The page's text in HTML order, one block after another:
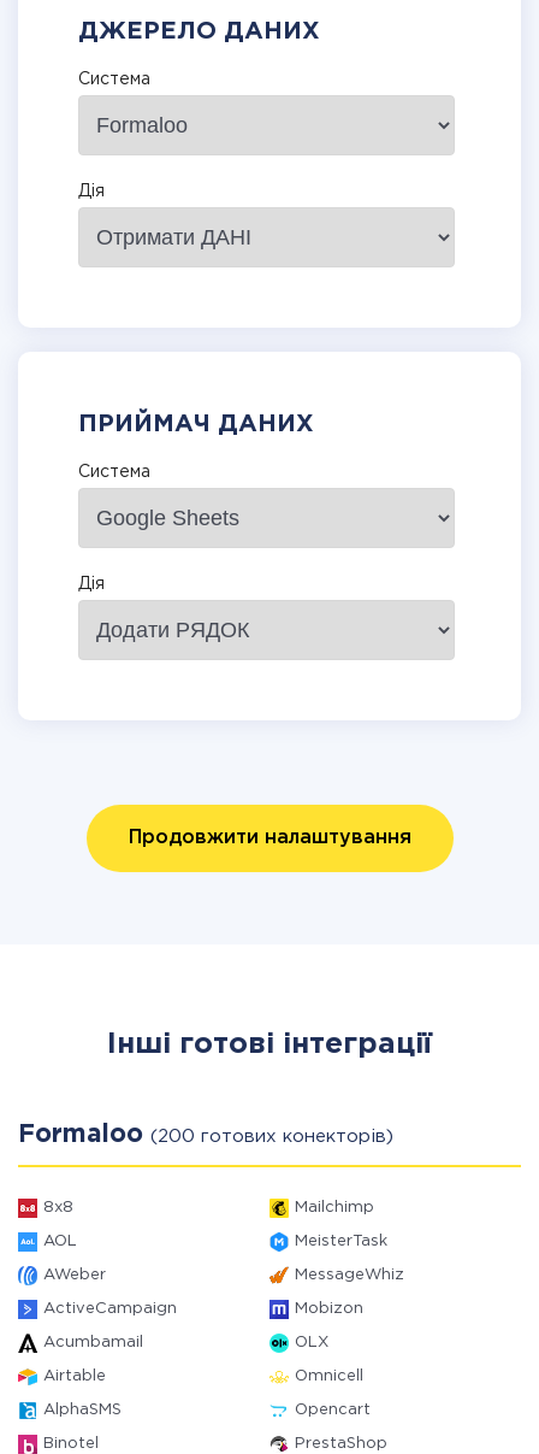
ДЖЕРЕЛО ДАНИХ
Система
Дія
ПРИЙМАЧ ДАНИХ
Система
Дія
Продовжити налаштування
Інші готові інтеграції
Formaloo (200 готових конекторів)
8x8 Mailchimp
AOL MeisterTask
AWeber MessageWhiz
ActiveCampaign Mobizon
Acumbamail OLX
Airtable Omnicell
AlphaSMS Opencart
Binotel PrestaShop